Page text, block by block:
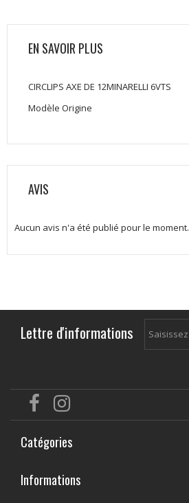
EN SAVOIR PLUS
CIRCLIPS AXE DE 12MINARELLI 6VTS
Modèle Origine
AVIS
Aucun avis n'a été publié pour le moment.
Lettre d'informations
Catégories
Informations